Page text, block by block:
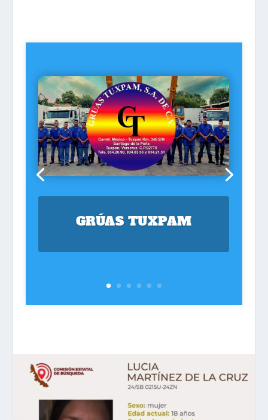
GRÚAS TUXPAM